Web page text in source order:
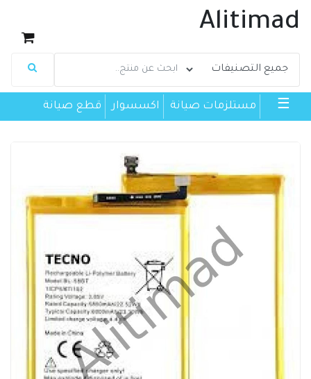
Alitimad
☰ مستلزمات صيانة اكسسوار قطع صيانة